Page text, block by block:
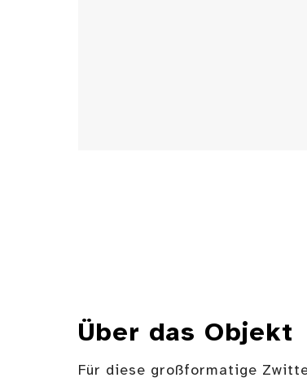
Über das Objekt
Für diese großformatige